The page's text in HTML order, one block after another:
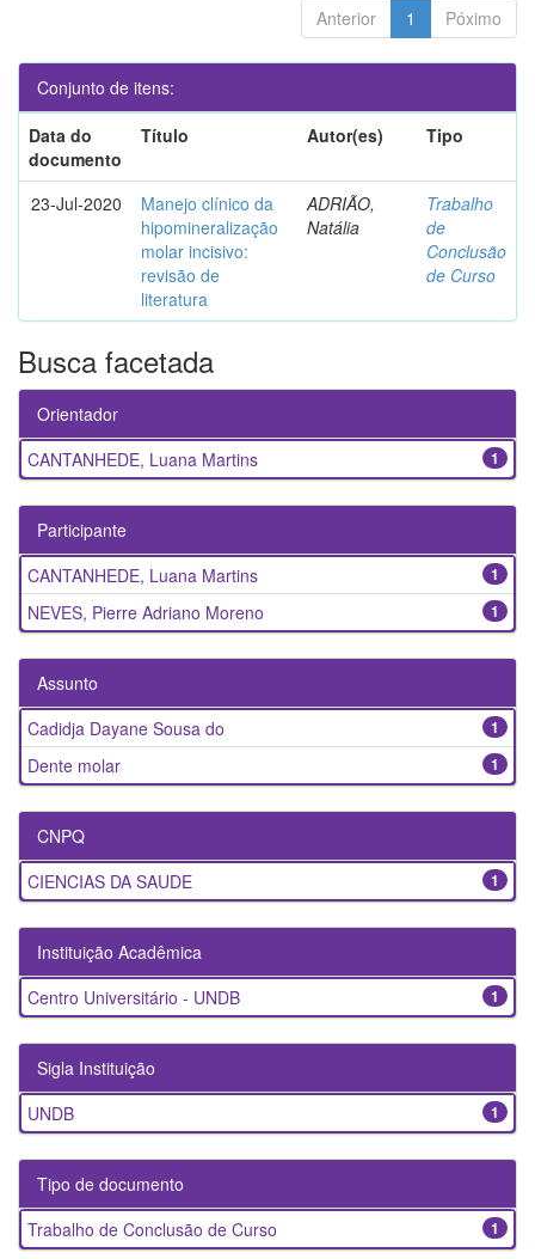
Anterior 1 Póximo
Conjunto de itens:
Data do
documento
Título Autor(es) Tipo
23-Jul-2020
Manejo clínico da
hipomineralização
molar incisivo:
revisão de
literatura
ADRIÃO,
Natália
Trabalho
de
Conclusão
de Curso
Busca facetada
Orientador
1
CANTANHEDE, Luana Martins
Participante
1
CANTANHEDE, Luana Martins
1
NEVES, Pierre Adriano Moreno
Assunto
1
Cadidja Dayane Sousa do
1
Dente molar
CNPQ
1
CIENCIAS DA SAUDE
Instituição Acadêmica
1
Centro Universitário - UNDB
Sigla Instituição
1
UNDB
Tipo de documento
1
Trabalho de Conclusão de Curso